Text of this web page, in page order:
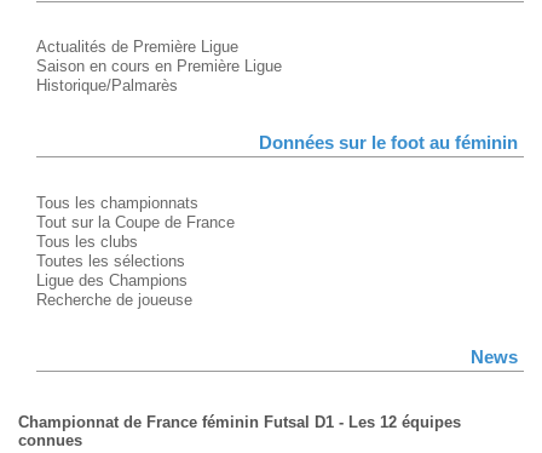
Actualités de Première Ligue
Saison en cours en Première Ligue
Historique/Palmarès
Données sur le foot au féminin
Tous les championnats
Tout sur la Coupe de France
Tous les clubs
Toutes les sélections
Ligue des Champions
Recherche de joueuse
News
Championnat de France féminin Futsal D1 - Les 12 équipes
connues